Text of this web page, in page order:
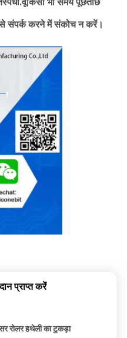
संपर्क करने में संकोच न करें।
प्राप्त करें
रोलर हथेली का टुकड़ा